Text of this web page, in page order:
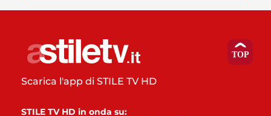
Scarica l'app di STILE TV HD
STILE TV HD in onda su: